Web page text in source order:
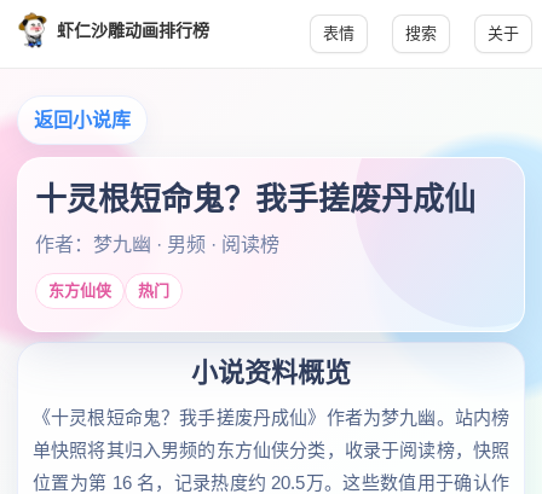
虾仁沙雕动画排行榜 表情 搜索 关于
返回小说库
十灵根短命鬼？我手搓废丹成仙
作者：梦九幽 · 男频 · 阅读榜
东方仙侠 热门
小说资料概览
《十灵根短命鬼？我手搓废丹成仙》作者为梦九幽。站内榜
单快照将其归入男频的东方仙侠分类，收录于阅读榜，快照
位置为第 16 名，记录热度约 20.5万。这些数值用于确认作